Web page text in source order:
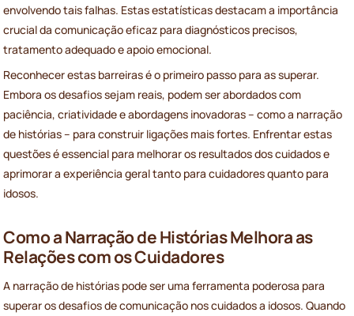
envolvendo tais falhas. Estas estatísticas destacam a importância
crucial da comunicação eficaz para diagnósticos precisos,
tratamento adequado e apoio emocional.
Reconhecer estas barreiras é o primeiro passo para as superar.
Embora os desafios sejam reais, podem ser abordados com
paciência, criatividade e abordagens inovadoras – como a narração
de histórias – para construir ligações mais fortes. Enfrentar estas
questões é essencial para melhorar os resultados dos cuidados e
aprimorar a experiência geral tanto para cuidadores quanto para
idosos.
Como a Narração de Histórias Melhora as
Relações com os Cuidadores
A narração de histórias pode ser uma ferramenta poderosa para
superar os desafios de comunicação nos cuidados a idosos. Quando